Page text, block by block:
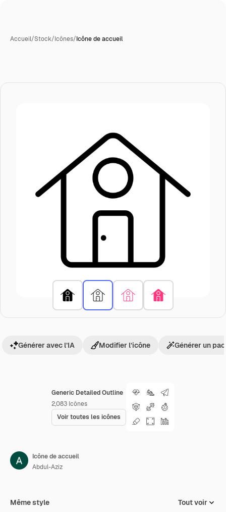
Accueil/Stock/Icônes/Icône de accueil
Generic Detailed Outline
2,083 Icônes
Voir toutes les icônes
Générer avec l’IA Modifier l’icône Générer un
Icône de accueil
Abdul-Aziz
Même style Tout voir